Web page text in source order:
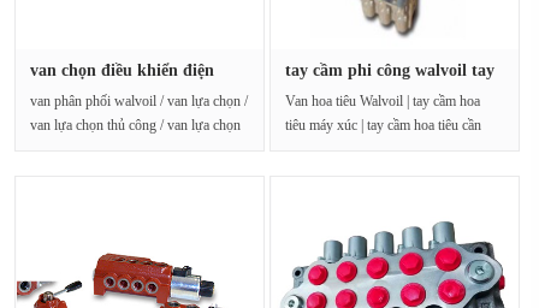
van chọn điều khiển điện
van phân phối walvoil / van lựa chọn /
van lựa chọn thủ công / van lựa chọn
tay cầm phi công walvoil tay
Van hoa tiêu Walvoil | tay cầm hoa
tiêu máy xúc | tay cầm hoa tiêu cần